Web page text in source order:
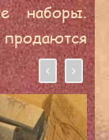
наборы.